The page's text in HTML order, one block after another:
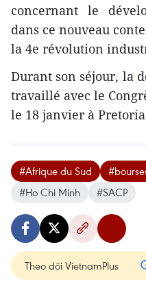
concernant le
dans ce nouveau
la 4e révolution
Durant son séjour, la
travaillé avec le
le 18 janvier à
#Afrique du Sud
#Ho Chi Minh
#SACP
Theo dõi VietnamPlus